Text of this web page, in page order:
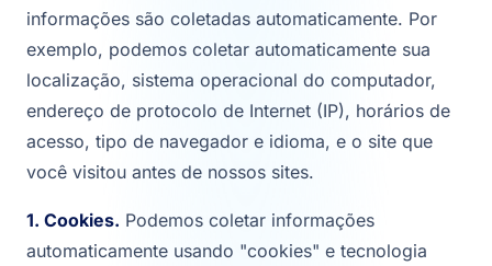
informações são coletadas automaticamente. Por
exemplo, podemos coletar automaticamente sua
localização, sistema operacional do computador,
endereço de protocolo de Internet (IP), horários de
acesso, tipo de navegador e idioma, e o site que
você visitou antes de nossos sites.
1. Cookies. Podemos coletar informações
automaticamente usando "cookies" e tecnologia